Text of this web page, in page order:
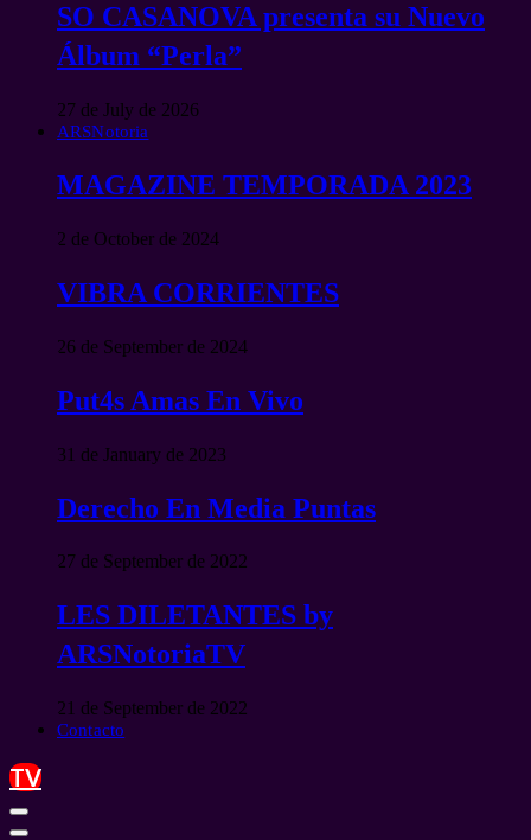
SO CASANOVA presenta su Nuevo
Álbum “Perla”
27 de July de 2026
ARSNotoria
MAGAZINE TEMPORADA 2023
2 de October de 2024
VIBRA CORRIENTES
26 de September de 2024
Put4s Amas En Vivo
31 de January de 2023
Derecho En Media Puntas
27 de September de 2022
LES DILETANTES by
ARSNotoriaTV
21 de September de 2022
Contacto
TV